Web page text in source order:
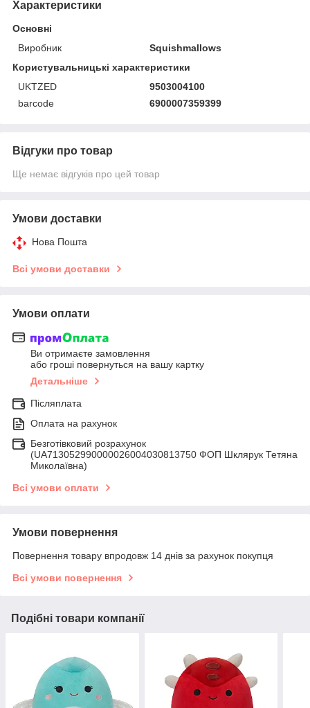
Характеристики
Основні
Виробник
Squishmallows
Користувальницькі характеристики
UKTZED
9503004100
barcode
6900007359399
Відгуки про товар
Ще немає відгуків про цей товар
Умови доставки
Нова Пошта
Всі умови доставки
Умови оплати
Ви отримаєте замовлення
або гроші повернуться на вашу картку
Детальніше
Післяплата
Оплата на рахунок
Безготівковий розрахунок
(UA713052990000026004030813750 ФОП Шклярук Тетяна
Миколаївна)
Всі умови оплати
Умови повернення
Повернення товару впродовж 14 днів за рахунок покупця
Всі умови повернення
Подібні товари компанії